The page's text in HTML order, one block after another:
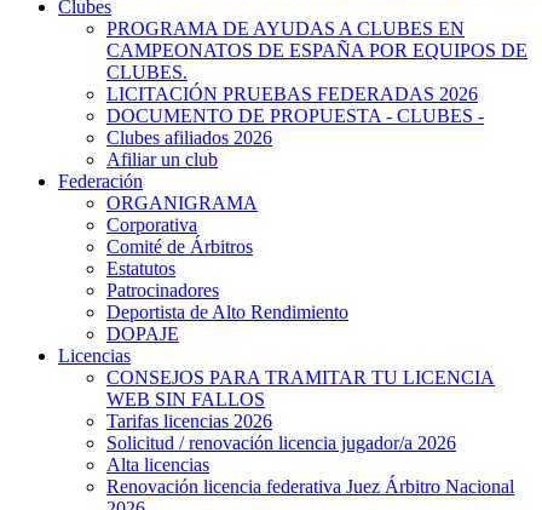
Clubes
PROGRAMA DE AYUDAS A CLUBES EN
CAMPEONATOS DE ESPAÑA POR EQUIPOS DE
CLUBES.
LICITACIÓN PRUEBAS FEDERADAS 2026
DOCUMENTO DE PROPUESTA - CLUBES -
Clubes afiliados 2026
Afiliar un club
Federación
ORGANIGRAMA
Corporativa
Comité de Árbitros
Estatutos
Patrocinadores
Deportista de Alto Rendimiento
DOPAJE
Licencias
CONSEJOS PARA TRAMITAR TU LICENCIA
WEB SIN FALLOS
Tarifas licencias 2026
Solicitud / renovación licencia jugador/a 2026
Alta licencias
Renovación licencia federativa Juez Árbitro Nacional